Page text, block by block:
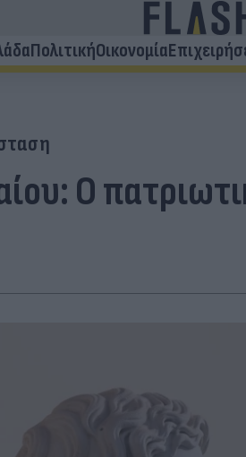
ΠολιτικήΟικονομία
Ο